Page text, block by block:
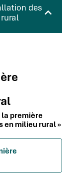
des
la première
en milieu rural »